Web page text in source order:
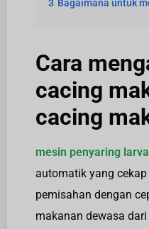
3 Bagaimana untuk
Cara
cacing
cacing
mesin penyaring
automatik yang
pemisahan dengan
makanan dewasa